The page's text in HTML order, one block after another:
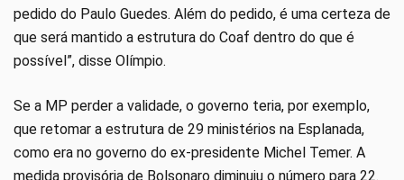
pedido do Paulo Guedes. Além do pedido, é uma certeza de
que será mantido a estrutura do Coaf dentro do que é
possível”, disse Olímpio.
Se a MP perder a validade, o governo teria, por exemplo,
que retomar a estrutura de 29 ministérios na Esplanada,
como era no governo do ex-presidente Michel Temer. A
medida provisória de Bolsonaro diminuiu o número para 22.